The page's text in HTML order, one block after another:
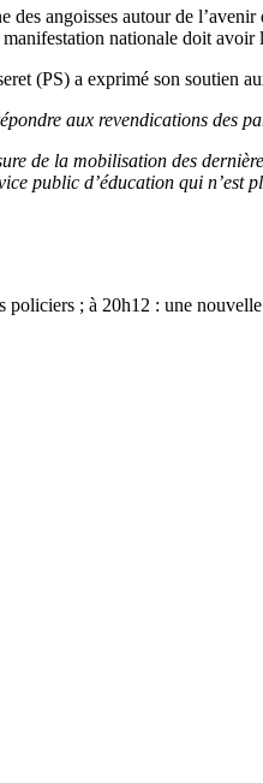
angoisses autour de
nationale doit
(PS) a exprimé son soutien
aux revendications des
de la mobilisation des
public d’éducation qui
policiers ; à 20h12 : une